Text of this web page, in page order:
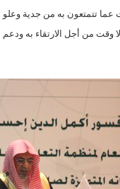
عما تتمتعون به من جدية
وقت من أجل الارتقاء به